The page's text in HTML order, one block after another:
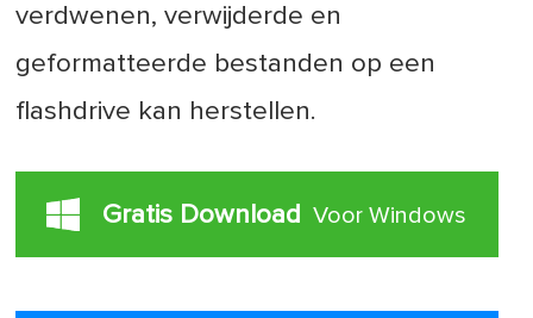
verdwenen, verwijderde en
geformatteerde bestanden op een
flashdrive kan herstellen.
Gratis Download Voor Windows